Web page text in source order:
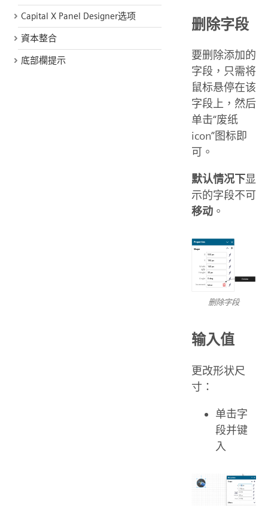
Capital X Panel Designer选项
資本整合
底部欄提示
删除字段
要删除添加的
字段，只需将
鼠标悬停在该
字段上，然后
单击“废纸
icon”图标即
可。
默认情况下显
示的字段不可
移动 。
删除字段
输入值
更改形状尺
寸：
单击字
段并键
入